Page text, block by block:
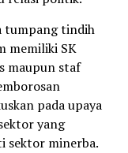
tumpang tindih
memiliki SK
maupun staf
pada upaya
yang
sektor minerba.